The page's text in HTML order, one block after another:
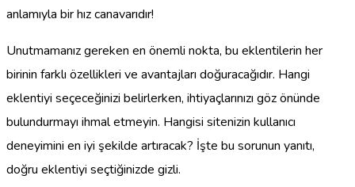
anlamıyla bir hız canavarıdır!
Unutmamanız gereken en önemli nokta, bu eklentilerin her
birinin farklı özellikleri ve avantajları doğuracağıdır. Hangi
eklentiyi seçeceğinizi belirlerken, ihtiyaçlarınızı göz önünde
bulundurmayı ihmal etmeyin. Hangisi sitenizin kullanıcı
deneyimini en iyi şekilde artıracak? İşte bu sorunun yanıtı,
doğru eklentiyi seçtiğinizde gizli.